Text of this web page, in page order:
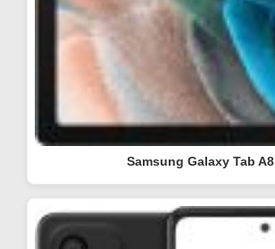
Samsung Galaxy Tab A8